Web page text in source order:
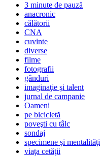
3 minute de pauză
anacronic
călătorii
CNA
cuvinte
diverse
filme
fotografii
gânduri
imaginaţie şi talent
jurnal de campanie
Oameni
pe bicicletă
poveşti cu tâlc
sondaj
specimene şi mentalităţi
viaţa cetăţii